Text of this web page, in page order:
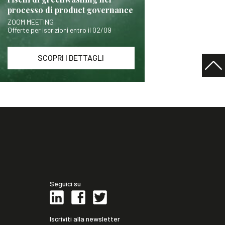
processo di product governance
ZOOM MEETING
Offerte per iscrizioni entro il 02/09
SCOPRI I DETTAGLI
Seguici su
Iscriviti alla newsletter